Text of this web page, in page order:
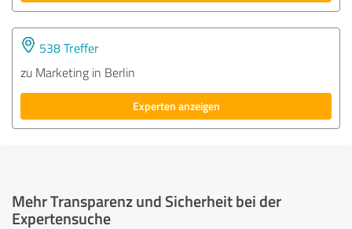
538 Treffer
zu Marketing in Berlin
Experten anzeigen
Mehr Transparenz und Sicherheit bei der
Expertensuche